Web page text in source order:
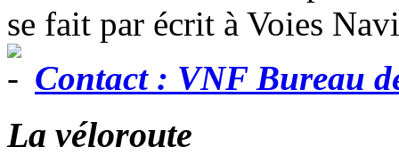
se fait par écrit à Voies
Contact : VNF Bureau
La véloroute